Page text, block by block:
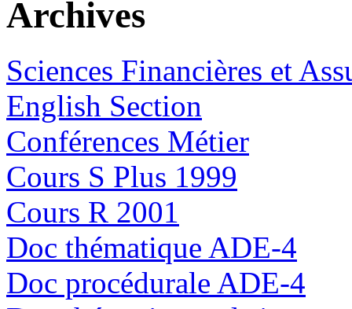
Archives
Sciences Financières et
English Section
Conférences Métier
Cours S Plus 1999
Cours R 2001
Doc thématique ADE-4
Doc procédurale ADE-4